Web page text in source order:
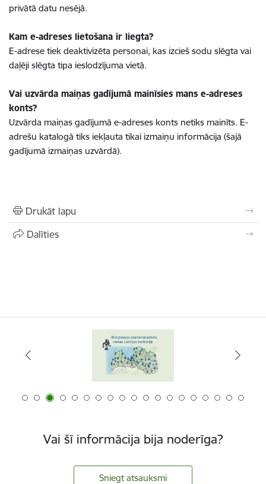
privātā datu nesējā.
Kam e-adreses lietošana ir liegta?
E-adrese tiek deaktivizēta personai, kas izcieš sodu slēgta vai
daļēji slēgta tipa ieslodzījuma vietā.
Vai uzvārda maiņas gadījumā mainīsies mans e-adreses
konts?
Uzvārda maiņas gadījumā e-adreses konts netiks mainīts. E-
adrešu katalogā tiks iekļauta tikai izmaiņu informācija (šajā
gadījumā izmaiņas uzvārdā).
Drukāt lapu
Dalīties
Vai šī informācija bija noderīga?
Sniegt atsauksmi